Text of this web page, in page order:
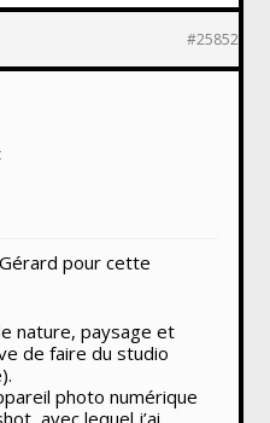
#25852
pour cette
nature, paysage et
de faire du studio
photo numérique
avec lequel j’ai